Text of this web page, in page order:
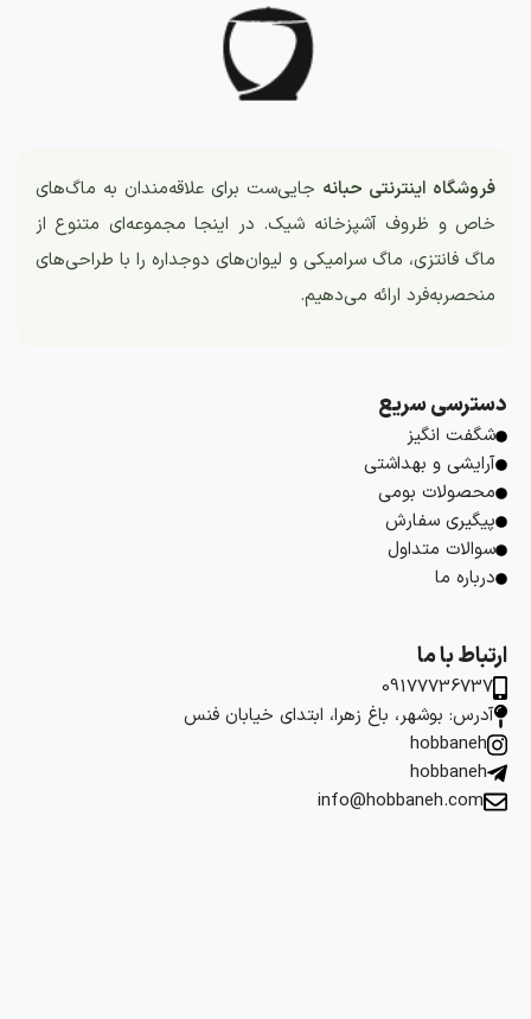
فروشگاه اینترنتی حبانه جایی‌ست برای علاقه‌مندان به ماگ‌های
خاص و ظروف آشپزخانه شیک. در اینجا مجموعه‌ای متنوع از
ماگ فانتزی، ماگ سرامیکی و لیوان‌های دوجداره را با طراحی‌های
منحصربه‌فرد ارائه می‌دهیم.
دسترسی سریع
شگفت انگیز
آرایشی و بهداشتی
محصولات بومی
پیگیری سفارش
سوالات متداول
درباره ما
ارتباط با ما
09177736737
آدرس: بوشهر، باغ زهرا، ابتدای خیابان فنس
hobbaneh
hobbaneh
info@hobbaneh.com